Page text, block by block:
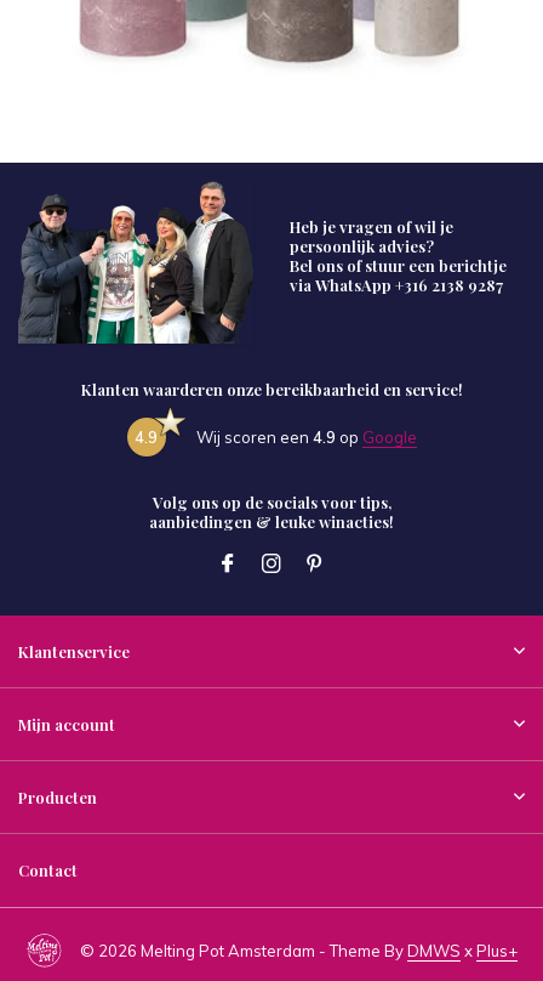
Heb je vragen of wil je
persoonlijk advies?
Bel ons of stuur een berichtje
via WhatsApp +316 2138 9287
Klanten waarderen onze bereikbaarheid en service!
4.9 Wij scoren een 4.9 op Google
Volg ons op de socials voor tips,
aanbiedingen & leuke winacties!
Klantenservice
Mijn account
Producten
Contact
© 2026 Melting Pot Amsterdam - Theme ByDMWS xPlus+